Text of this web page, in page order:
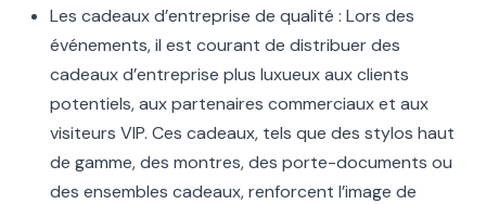
Les cadeaux d’entreprise de qualité : Lors des
événements, il est courant de distribuer des
cadeaux d’entreprise plus luxueux aux clients
potentiels, aux partenaires commerciaux et aux
visiteurs VIP. Ces cadeaux, tels que des stylos haut
de gamme, des montres, des porte-documents ou
des ensembles cadeaux, renforcent l’image de